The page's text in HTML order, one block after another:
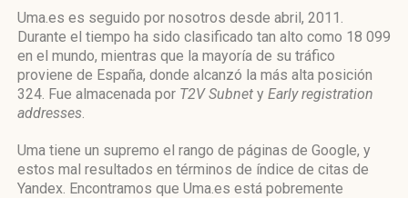
Uma.es es seguido por nosotros desde abril, 2011.
Durante el tiempo ha sido clasificado tan alto como 18 099
en el mundo, mientras que la mayoría de su tráfico
proviene de España, donde alcanzó la más alta posición
324. Fue almacenada por T2V Subnet y Early registration
addresses.
Uma tiene un supremo el rango de páginas de Google, y
estos mal resultados en términos de índice de citas de
Yandex. Encontramos que Uma.es está pobremente